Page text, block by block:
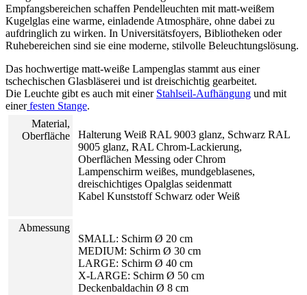
Empfangsbereichen schaffen Pendelleuchten mit matt-weißem
Kugelglas eine warme, einladende Atmosphäre, ohne dabei zu
aufdringlich zu wirken. In Universitätsfoyers, Bibliotheken oder
Ruhebereichen sind sie eine moderne, stilvolle Beleuchtungslösung.
Das hochwertige matt-weiße Lampenglas stammt aus einer
tschechischen Glasbläserei und ist dreischichtig gearbeitet.
Die Leuchte gibt es auch mit einer Stahlseil-Aufhängung und mit
einerfesten Stange.
Material,
Oberfläche
Halterung Weiß RAL 9003 glanz, Schwarz RAL
9005 glanz, RAL Chrom-Lackierung,
Oberflächen Messing oder Chrom
Lampenschirm weißes, mundgeblasenes,
dreischichtiges Opalglas seidenmatt
Kabel Kunststoff Schwarz oder Weiß
Abmessung
SMALL: Schirm Ø 20 cm
MEDIUM: Schirm Ø 30 cm
LARGE: Schirm Ø 40 cm
X-LARGE: Schirm Ø 50 cm
Deckenbaldachin Ø 8 cm